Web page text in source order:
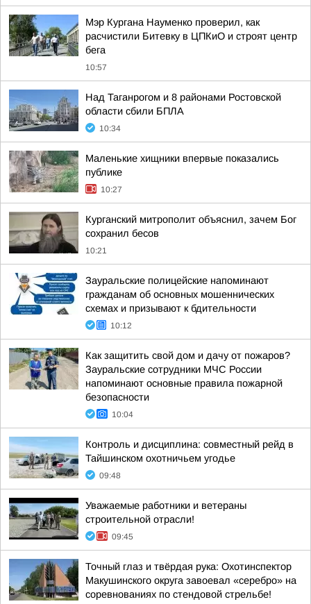
Мэр Кургана Науменко проверил, как
расчистили Битевку в ЦПКиО и строят центр
бега
10:57
Над Таганрогом и 8 районами Ростовской
области сбили БПЛА
10:34
Маленькие хищники впервые показались
публике
10:27
Курганский митрополит объяснил, зачем Бог
сохранил бесов
10:21
Зауральские полицейские напоминают
гражданам об основных мошеннических
схемах и призывают к бдительности
10:12
Как защитить свой дом и дачу от пожаров?
Зауральские сотрудники МЧС России
напоминают основные правила пожарной
безопасности
10:04
Контроль и дисциплина: совместный рейд в
Тайшинском охотничьем угодье
09:48
Уважаемые работники и ветераны
строительной отрасли!
09:45
Точный глаз и твёрдая рука: Охотинспектор
Макушинского округа завоевал «серебро» на
соревнованиях по стендовой стрельбе!